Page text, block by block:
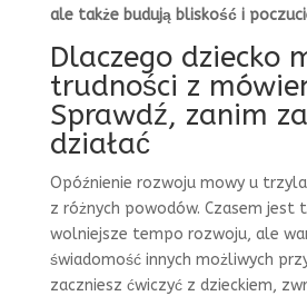
ale także budują bliskość i
Dlaczego dziecko
trudności z
Sprawdź, zanim
działać
Opóźnienie rozwoju mowy u
z różnych powodów. Czasem jest
wolniejsze tempo rozwoju, ale
świadomość innych możliwych
zaczniesz ćwiczyć z dzieckiem,